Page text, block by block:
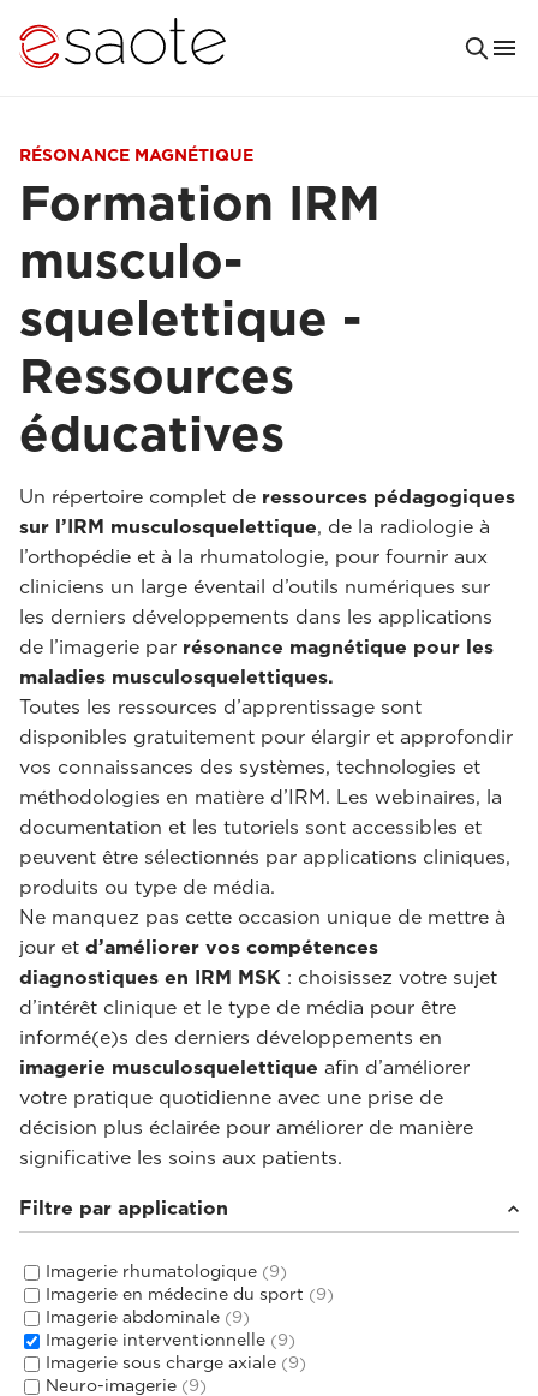
RÉSONANCE MAGNÉTIQUE
Formation IRM
musculo-
squelettique -
Ressources
éducatives
Un répertoire complet de ressources pédagogiques
sur l’IRM musculosquelettique, de la radiologie à
l’orthopédie et à la rhumatologie, pour fournir aux
cliniciens un large éventail d’outils numériques sur
les derniers développements dans les applications
de l’imagerie par résonance magnétique pour les
maladies musculosquelettiques.
Toutes les ressources d’apprentissage sont
disponibles gratuitement pour élargir et approfondir
vos connaissances des systèmes, technologies et
méthodologies en matière d’IRM. Les webinaires, la
documentation et les tutoriels sont accessibles et
peuvent être sélectionnés par applications cliniques,
produits ou type de média.
Ne manquez pas cette occasion unique de mettre à
jour et d’améliorer vos compétences
diagnostiques en IRM MSK : choisissez votre sujet
d’intérêt clinique et le type de média pour être
informé(e)s des derniers développements en
imagerie musculosquelettique afin d’améliorer
votre pratique quotidienne avec une prise de
décision plus éclairée pour améliorer de manière
significative les soins aux patients.
Filtre par application
Imagerie rhumatologique (9)
Imagerie en médecine du sport (9)
Imagerie abdominale (9)
Imagerie interventionnelle (9)
Imagerie sous charge axiale (9)
Neuro-imagerie (9)